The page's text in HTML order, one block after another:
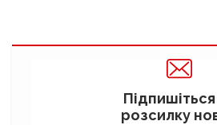
розсилку